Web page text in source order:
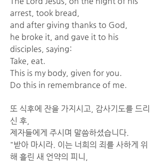
arrest, took bread,
and after giving thanks to God,
he broke it, and gave it to his
disciples, saying:
Take, eat.
This is my body, given for you.
Do this in remembrance of me.
또 식후에 잔을 가지시고, 감사기도를 드리
신 후,
제자들에게 주시며 말씀하셨습니다.
"받아 마시라. 이는 너희의 죄를 사하게 위
해 흘린 새 언약의 피니,